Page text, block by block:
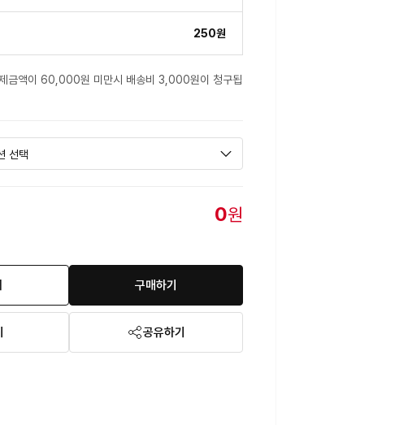
250원
금액이 60,000원 미만시 배송비 3,000원이 청구됩
0원
구매하기
공유하기